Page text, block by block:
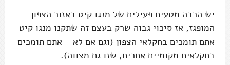
יש הרבה מטעים פעילים של מנגו קיט באזור הצפון
המופגז, אז סיכוי גבוה שרק בעצם זה שתקנו מנגו קיט
אתם תומכים בחקלאי הצפון (וגם אם לא – אתם תומכים
בחקלאים מקומיים אחרים, שזו גם מצווה).